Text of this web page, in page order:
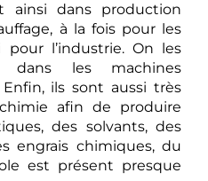
ainsi dans production
à la fois pour les
pour l’industrie. On les
dans les machines
ils sont aussi très
afin de produire
des solvants, des
engrais chimiques, du
est présent presque